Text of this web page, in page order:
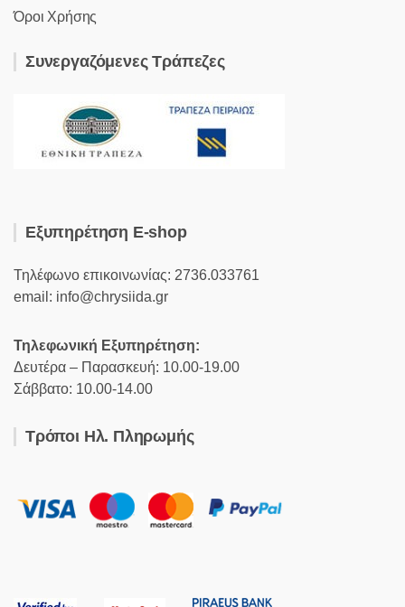
Όροι Χρήσης
Συνεργαζόμενες Τράπεζες
Εξυπηρέτηση E-shop
Τηλέφωνο επικοινωνίας: 2736.033761
email: info@chrysiida.gr
Τηλεφωνική Εξυπηρέτηση:
Δευτέρα – Παρασκευή: 10.00-19.00
Σάββατο: 10.00-14.00
Τρόποι Ηλ. Πληρωμής